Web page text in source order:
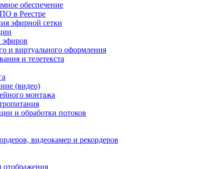
обеспечение
в Реестре
эфирной сетки
эфиров
и виртуального оформления
и телетекста
(видео)
монтажа
и обработки потоков
видеокамер и рекордеров